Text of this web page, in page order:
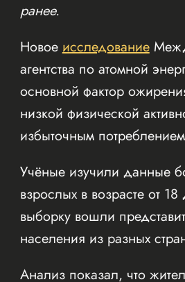
ранее.
Новоеисследование
агентства по атомной
основной фактор
низкой физической
избыточным
Учёные изучили данные
взрослых в возрасте от
выборку вошли
населения из разных
Анализ показал, что